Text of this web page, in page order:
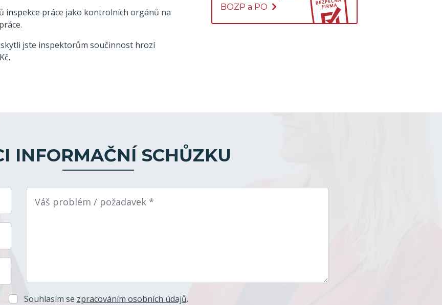
inspekce práce jako kontrolních orgánů na
jste inspektorům součinnost hrozí
BOZP a PO
INFORMAČNÍ SCHŮZKU
Váš problém / požadavek *
Souhlasím se zpracováním osobních údajů.